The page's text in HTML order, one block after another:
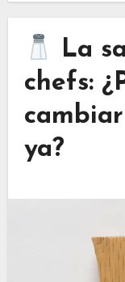
La
chefs:
ya?